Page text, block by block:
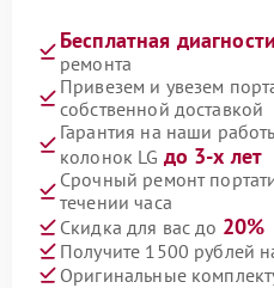
Бесплатная
ремонта
Привезем и увезем
собственной доставкой
Гарантия на наши
колонок LG до 3-х лет
Срочный ремонт
течении часа
Скидка для вас до 20%
Получите 1500 рублей
Оригинальные